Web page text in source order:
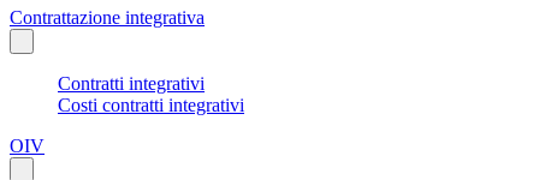
Contrattazione integrativa
Contratti integrativi
Costi contratti integrativi
OIV